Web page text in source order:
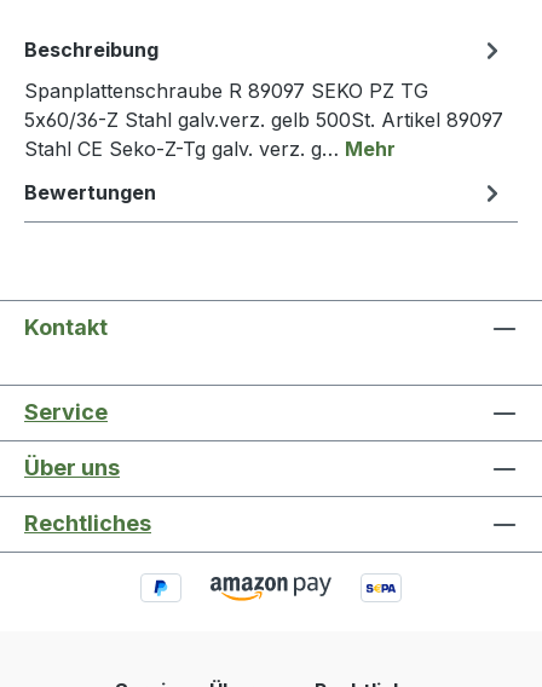
Beschreibung
Spanplattenschraube R 89097 SEKO PZ TG
5x60/36-Z Stahl galv.verz. gelb 500St. Artikel 89097
Stahl CE Seko-Z-Tg galv. verz. g… Mehr
Bewertungen
Kontakt
Service
Über uns
Rechtliches